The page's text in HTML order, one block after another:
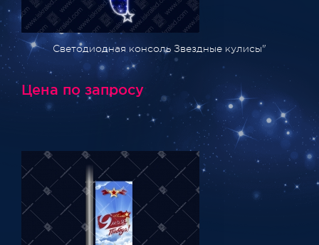
Светодиодная консоль Звездные кулисы"
Цена по запросу